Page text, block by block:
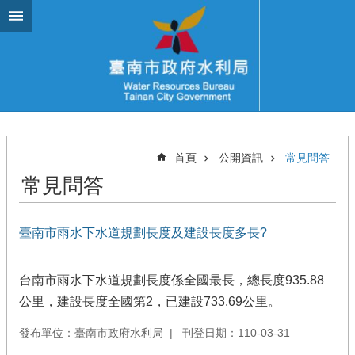
跳到主要內容區塊
首頁 公開資訊 常見問答
常見問答
臺南市雨水下水道規劃長度及建設長度多長?
台南市雨水下水道規劃長度係全國最長，總長度935.88
公里，建設長度全國第2，已建設733.69公里。
發布單位：臺南市政府水利局 刊登日期：110-03-31